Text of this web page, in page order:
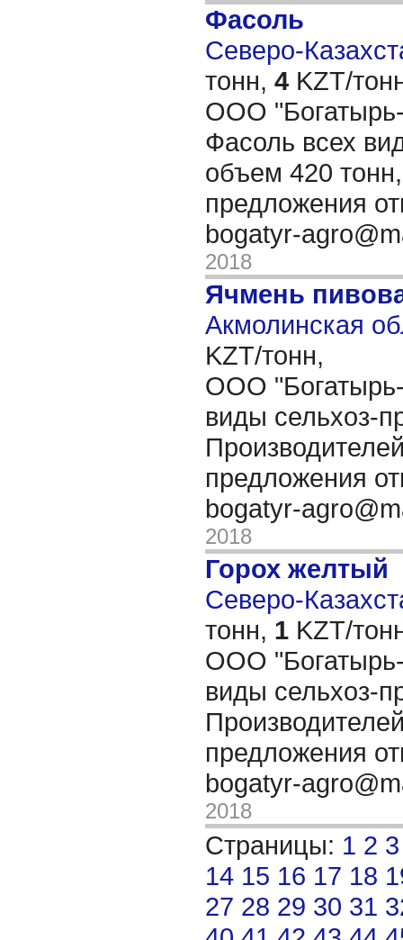
Фасоль
Северо-
тонн, 4 KZT/
ООО "Богатырь-
Фасоль всех
объем 420
предложения
bogatyr-
2018
Ячмень
Акмолинская
KZT/тонн,
OОО
виды сельхоз-
предложения
bogatyr-
2018
Горох желтый
Северо-
тонн, 1 KZT/
OОО
виды сельхоз-
предложения
bogatyr-
2018
Страницы: 1 2 3
14 15 16 17 18
27 28 29 30 31